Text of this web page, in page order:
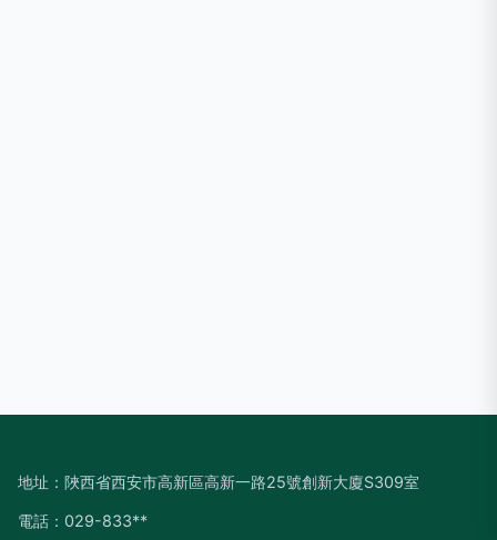
地址：陜西省西安市高新區高新一路25號創新大廈S309室
電話：029-833**